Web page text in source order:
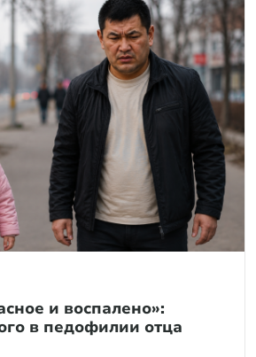
и воспалено»:
в педофилии отца